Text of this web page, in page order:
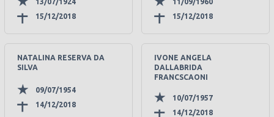
15/12/2018
15/12/2018
NATALINA RESERVA DA
SILVA
09/07/1954
14/12/2018
IVONE ANGELA
DALLABRIDA
FRANCSCAONI
10/07/1957
14/12/2018